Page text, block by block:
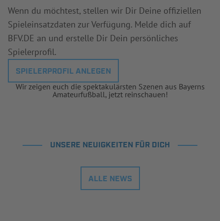
Wenn du möchtest, stellen wir Dir Deine offiziellen
Spieleinsatzdaten zur Verfügung. Melde dich auf
BFV.DE an und erstelle Dir Dein persönliches
Spielerprofil.
SPIELERPROFIL ANLEGEN
Wir zeigen euch die spektakulärsten Szenen aus Bayerns
Amateurfußball, jetzt reinschauen!
UNSERE NEUIGKEITEN FÜR DICH
ALLE NEWS